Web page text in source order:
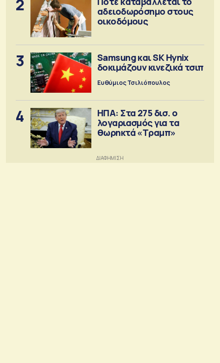
2
αδειοδωρόσημο στους
οικοδόμους
3
Samsung και SK Hynix
δοκιμάζουν κινεζικά τσιπ
Ευθύμιος Τσιλιόπουλος
4
ΗΠΑ: Στα 275 δισ. ο
λογαριασμός για τα
θωρηκτά «Τραμπ»